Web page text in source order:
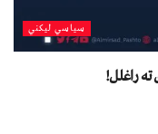
سیاسي لیکني
راغلل!